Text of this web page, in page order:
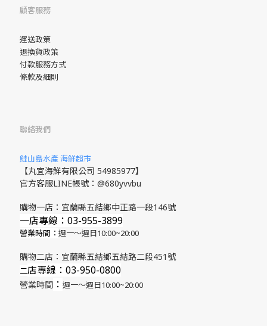
顧客服務
運送政策
退換貨政策
付款服務方式
條款及細則
聯絡我們
鮭山島水產 海鮮超市
【丸宜海鮮有限公司 54985977】
官方客服LINE帳號：@680yvvbu
購物一店：宜蘭縣五結鄉中正路一段146號
一店專線：03-955-3899
營業時間： 週一～週日10:00~20:00
購物二店：宜蘭縣五結鄉五結路二段451號
​二店專線 ：03-950-0800
營業時間 ： 週一～週日10:00~20:00